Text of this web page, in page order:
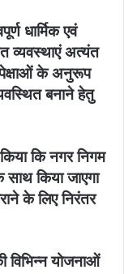
धार्मिक एवं
व्यवस्थाएं अत्यंत
के अनुरूप
बनाने हेतु
कि नगर निगम
साथ किया जाएगा
के लिए निरंतर
विभिन्न योजनाओं